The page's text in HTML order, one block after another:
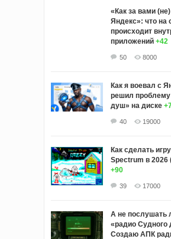
«Как за вами
Яндекс»: что на
происходит
приложений +42
50 8000
Как я воевал с
решил
душ» на диске
40 19000
Как сделать
Spectrum в 2026
+90
39 17000
А не послушать
«радио Судного
Создаю АПК